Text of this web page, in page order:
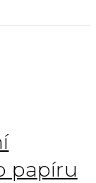
papíru